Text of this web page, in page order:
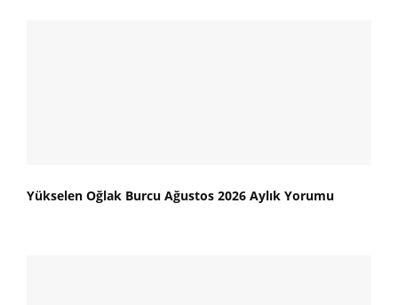
Yükselen Oğlak Burcu Ağustos 2026 Aylık Yorumu